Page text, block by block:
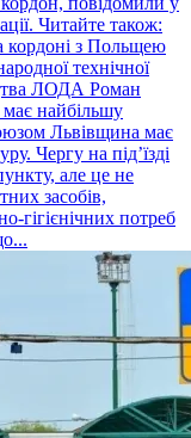
Читайте також:
кордоні з Польщею
технічної
ЛОДА Роман
найбільшу
Львівщина має
Чергу на під’їзді
але це не
засобів,
гігієнічних потреб